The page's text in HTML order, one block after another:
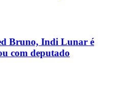
Bruno, Indi Lunar é
com deputado